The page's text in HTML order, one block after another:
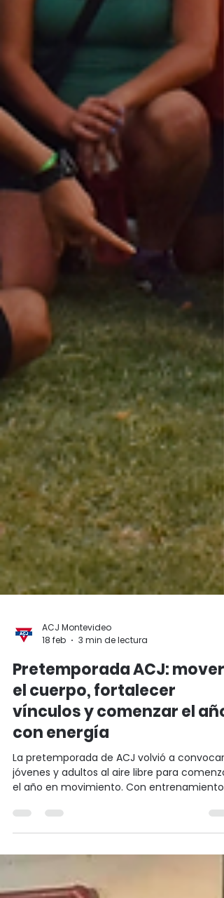
ACJ Montevideo
18 feb
3 min de lectura
Pretemporada ACJ: mover
el cuerpo, fortalecer
vínculos y comenzar el año
con energía
La pretemporada de ACJ volvió a convocar
el año en movimiento. Con entrenamientos